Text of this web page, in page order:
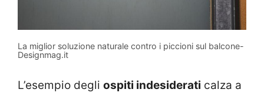
La miglior soluzione naturale contro i piccioni sul balcone-
Designmag.it
L’esempio degli ospiti indesiderati calza a